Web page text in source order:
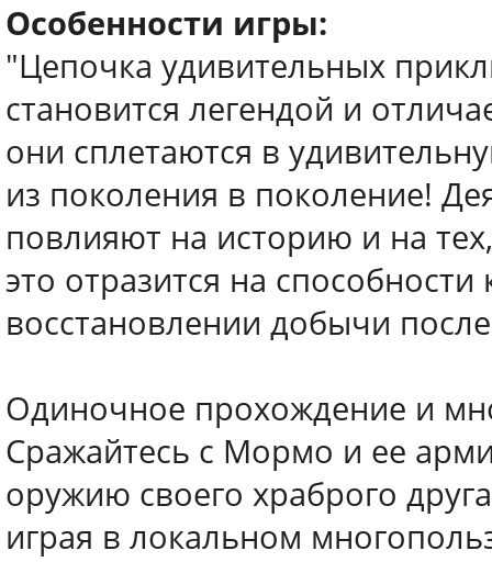
Особенности игры:
"Цепочка удивительных
становится легендой и
они сплетаются в
из поколения в поколение!
повлияют на историю и на
это отразится на
восстановлении добычи
Одиночное прохождение и
Сражайтесь с Мормо и ее
оружию своего храброго
играя в локальном